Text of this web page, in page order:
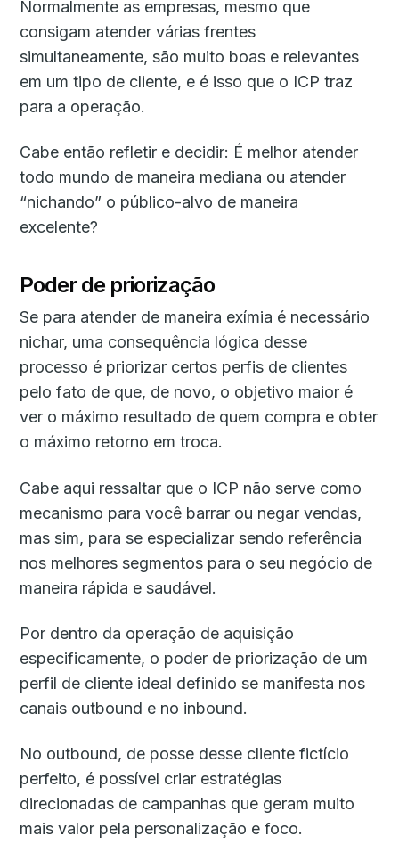
Normalmente as empresas, mesmo que
consigam atender várias frentes
simultaneamente, são muito boas e relevantes
em um tipo de cliente, e é isso que o ICP traz
para a operação.
Cabe então refletir e decidir: É melhor atender
todo mundo de maneira mediana ou atender
“nichando” o público-alvo de maneira
excelente?
Poder de priorização
Se para atender de maneira exímia é necessário
nichar, uma consequência lógica desse
processo é priorizar certos perfis de clientes
pelo fato de que, de novo, o objetivo maior é
ver o máximo resultado de quem compra e obter
o máximo retorno em troca.
Cabe aqui ressaltar que o ICP não serve como
mecanismo para você barrar ou negar vendas,
mas sim, para se especializar sendo referência
nos melhores segmentos para o seu negócio de
maneira rápida e saudável.
Por dentro da operação de aquisição
especificamente, o poder de priorização de um
perfil de cliente ideal definido se manifesta nos
canais outbound e no inbound.
No outbound, de posse desse cliente fictício
perfeito, é possível criar estratégias
direcionadas de campanhas que geram muito
mais valor pela personalização e foco.